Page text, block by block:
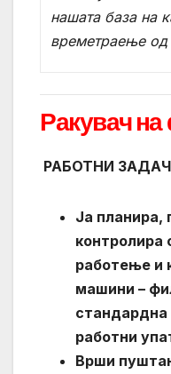
нашата база на
времетраење од
Ракувач
РАБОТНИ
Ја планира,
контролира
работење и
машини –
стандардна
работни
Врши